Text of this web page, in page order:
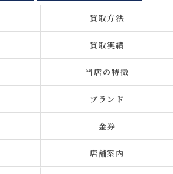
買取方法
買取実績
当店の特徴
ブランド
金券
店舗案内